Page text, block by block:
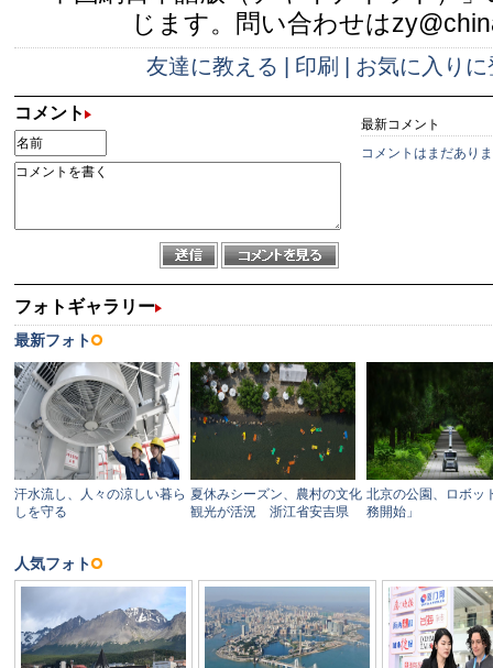
じます。問い合わせは
友達に教える 印刷 お気に入りに
コメント
最新コメント
コメントはまだあり